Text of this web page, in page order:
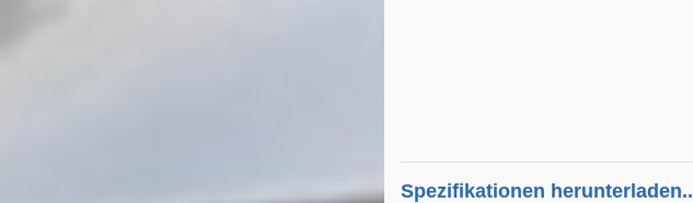
Spezifikationen herunterladen..